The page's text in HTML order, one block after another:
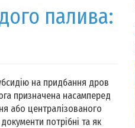
палива:
на придбання дров
призначена насамперед
або централізованого
потрібні та як